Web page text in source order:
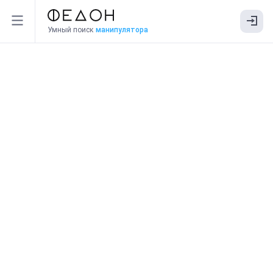
Умный поиск манипулятора